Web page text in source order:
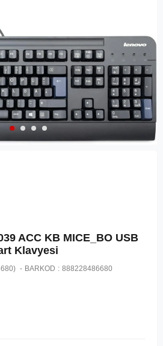
ACC KB MICE_BO USB
Klavyesi
BARKOD : 888228486680